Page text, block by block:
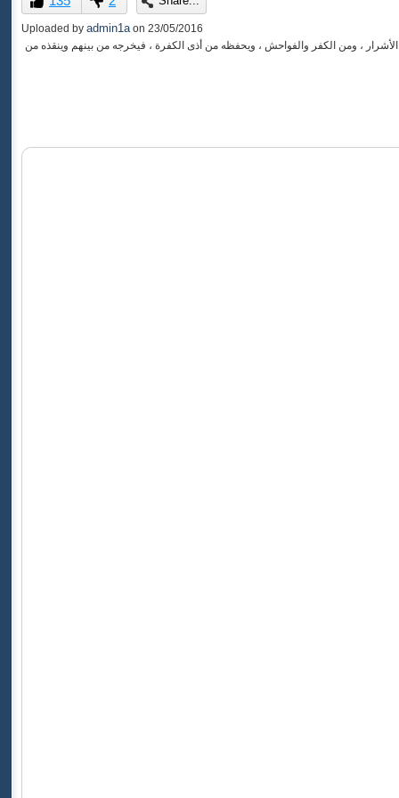
of
0
seconds
Uploaded by admin1a on 23/05/2016
، ومن الكفر والفواحش ، ويحفظه من أذى الكفرة ، فيخرجه من بينهم وينقذه من